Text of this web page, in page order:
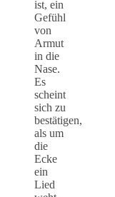
ist, ein
Gefühl
von
Armut
in die
Nase.
Es
scheint
sich zu
bestätigen,
als um
die
Ecke
ein
Lied